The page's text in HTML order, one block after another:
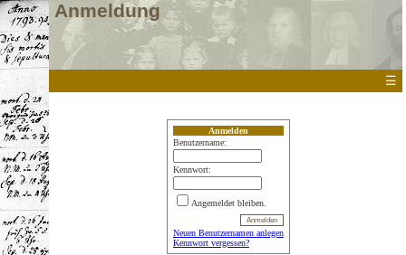
Anmeldung
☰
Anmelden
Benutzername:
Kennwort:
Angemeldet bleiben.
Neuen Benutzernamen anlegen
Kennwort vergessen?